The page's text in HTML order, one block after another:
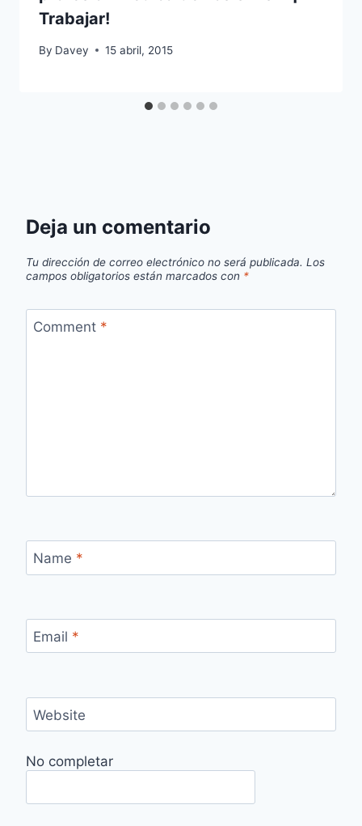
Trabajar!
By Davey 15 abril, 2015
Deja un comentario
Tu dirección de correo electrónico no será publicada. Los
campos obligatorios están marcados con *
Comment *
Name *
Email *
Website
No completar